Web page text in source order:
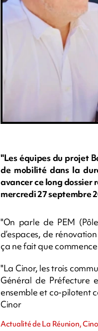
"Les équipes du projet
de mobilité dans la
avancer ce long dossier
mercredi 27 septembre
"On parle de PEM
d’espaces, de
ça ne fait que
"La Cinor, les trois
Général de Préfecture
ensemble et co-pilotent
Cinor
Actualité de La Réunion,